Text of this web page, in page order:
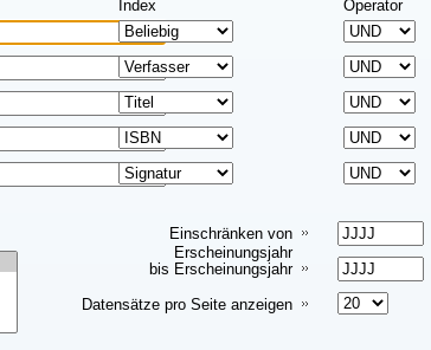
Index Operator
Einschränken von
Erscheinungsjahr
bis Erscheinungsjahr
Datensätze pro Seite anzeigen